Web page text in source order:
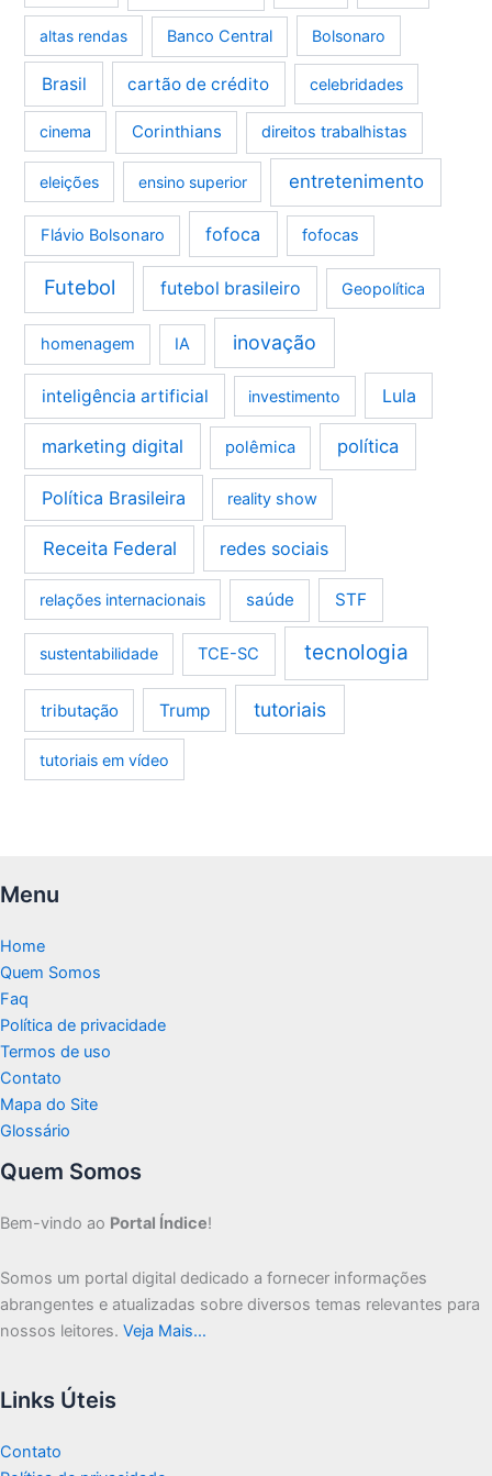
altas rendas Banco Central Bolsonaro
Brasil cartão de crédito celebridades
cinema Corinthians direitos trabalhistas
eleições ensino superior entretenimento
Flávio Bolsonaro fofoca fofocas
Futebol futebol brasileiro Geopolítica
homenagem IA inovação
inteligência artificial investimento Lula
marketing digital polêmica política
Política Brasileira reality show
Receita Federal redes sociais
relações internacionais saúde STF
sustentabilidade TCE-SC tecnologia
tributação Trump tutoriais
tutoriais em vídeo
Menu
Home
Quem Somos
Faq
Política de privacidade
Termos de uso
Contato
Mapa do Site
Glossário
Quem Somos
Bem-vindo ao Portal Índice!
Somos um portal digital dedicado a fornecer informações
abrangentes e atualizadas sobre diversos temas relevantes para
nossos leitores. Veja Mais…
Links Úteis
Contato